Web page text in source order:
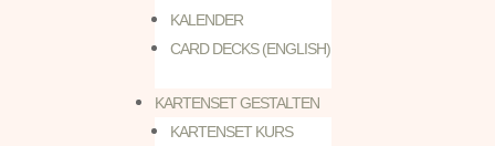
KALENDER
CARD DECKS (ENGLISH)
KARTENSET GESTALTEN
KARTENSET KURS